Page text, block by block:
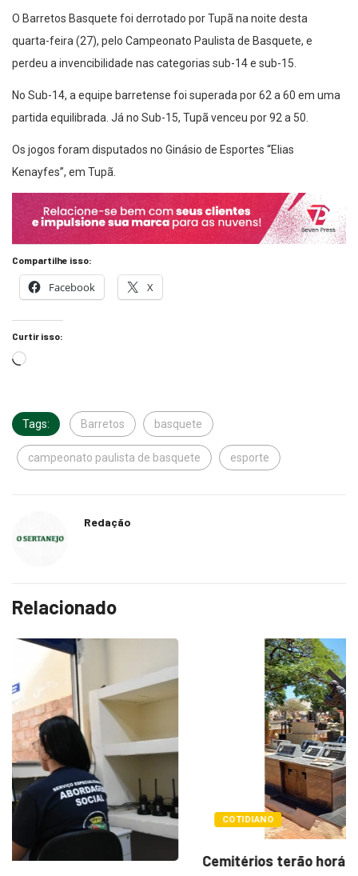
O Barretos Basquete foi derrotado por Tupã na noite desta
quarta-feira (27), pelo Campeonato Paulista de Basquete, e
perdeu a invencibilidade nas categorias sub-14 e sub-15.
No Sub-14, a equipe barretense foi superada por 62 a 60 em uma
partida equilibrada. Já no Sub-15, Tupã venceu por 92 a 50.
Os jogos foram disputados no Ginásio de Esportes “Elias
Kenayfes”, em Tupã.
Compartilhe isso:
Facebook X
Curtir isso:
Tags: Barretos basquete
campeonato paulista de basquete esporte
Redação
Relacionado
COTIDIANO
Cemitérios terão horário especial e missas no...